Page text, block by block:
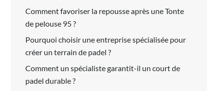
Comment favoriser la repousse après une Tonte
de pelouse 95 ?
Pourquoi choisir une entreprise spécialisée pour
créer un terrain de padel ?
Comment un spécialiste garantit-il un court de
padel durable ?